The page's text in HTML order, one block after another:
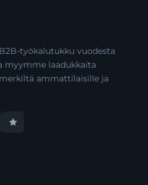
työkalutukku vuodesta
myymme laadukkaita
ammattilaisille ja